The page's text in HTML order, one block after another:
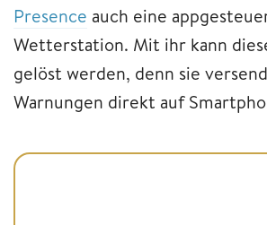
Presence auch eine
Wetterstation. Mit ihr kann
gelöst werden, denn sie
Warnungen direkt auf